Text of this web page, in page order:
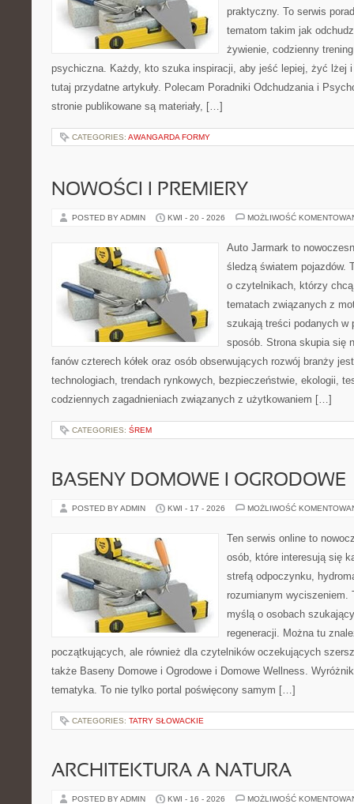
praktyczny. To serwis
tematom takim jak
żywienie, codzienny
psychiczna. Każdy, kto szuka inspiracji, aby jeść lepiej, żyć lżej
tutaj przydatne artykuły. Polecam Poradniki Odchudzania i
stronie publikowane są materiały, […]
CATEGORIES: AWANGARDA FORMY
NOWOŚCI I PREMIERY
POSTED BY ADMIN KWI - 20 - 2026 MOŻLIWOŚĆ
Auto Jarmark to
śledzą światem pojazdów.
o czytelnikach, którzy
tematach związanych z
szukają treści podanych w
sposób. Strona skupia się
fanów czterech kółek oraz osób obserwujących rozwój branży
technologiach, trendach rynkowych, bezpieczeństwie, ekologii,
codziennych zagadnieniach związanych z użytkowaniem […]
CATEGORIES: ŚREM
BASENY DOMOWE I OGRODOWE
POSTED BY ADMIN KWI - 17 - 2026 MOŻLIWOŚĆ
Ten serwis online to
osób, które interesują się
strefą odpoczynku,
rozumianym wyciszeniem.
myślą o osobach
regeneracji. Można tu
początkujących, ale również dla czytelników oczekujących
także Baseny Domowe i Ogrodowe i Domowe Wellness.
tematyka. To nie tylko portal poświęcony samym […]
CATEGORIES: TATRY SŁOWACKIE
ARCHITEKTURA A NATURA
POSTED BY ADMIN KWI - 16 - 2026 MOŻLIWOŚĆ